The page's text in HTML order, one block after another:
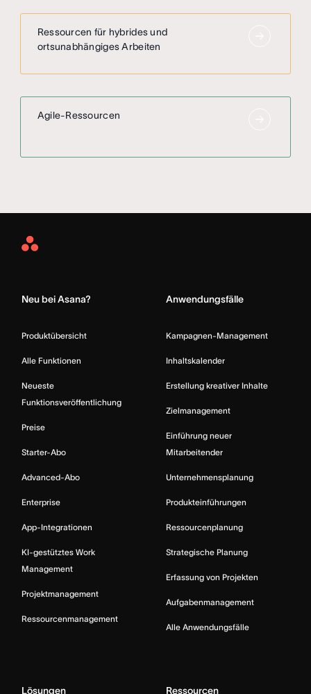
Ressourcen für hybrides und
ortsunabhängiges Arbeiten
Agile-Ressourcen
Asana
Neu bei Asana?
Produktübersicht
Alle Funktionen
Neueste
Funktionsveröffentlichung
Preise
Starter-Abo
Advanced-Abo
Enterprise
App-Integrationen
KI-gestütztes Work
Management
Projektmanagement
Ressourcenmanagement
Anwendungsfälle
Kampagnen-Management
Inhaltskalender
Erstellung kreativer Inhalte
Zielmanagement
Einführung neuer
Mitarbeitender
Unternehmensplanung
Produkteinführungen
Ressourcenplanung
Strategische Planung
Erfassung von Projekten
Aufgabenmanagement
Alle Anwendungsfälle
Lösungen Ressourcen